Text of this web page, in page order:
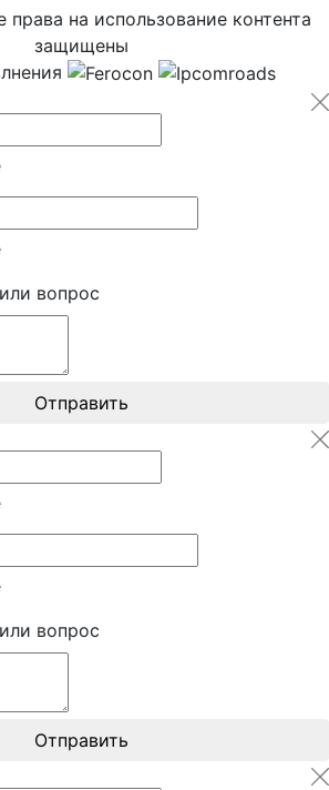
права на использование контента
защищены
вопрос
Отправить
вопрос
Отправить